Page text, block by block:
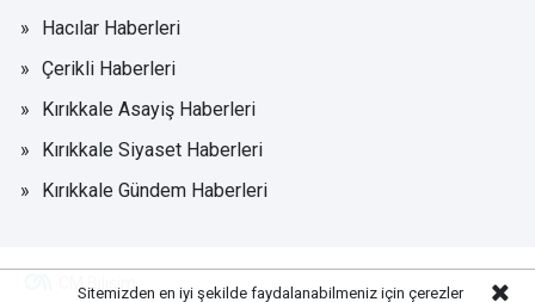
Hacılar Haberleri
Çerikli Haberleri
Kırıkkale Asayiş Haberleri
Kırıkkale Siyaset Haberleri
Kırıkkale Gündem Haberleri
CM Bilişim
Sitemizden en iyi şekilde faydalanabilmeniz için çerezler